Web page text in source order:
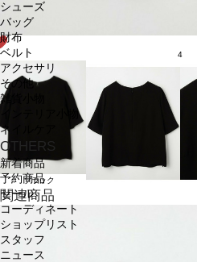
シューズ
バッグ
財布
ベルト
アクセサリ
その他
雑貨小物
インテリア小物
ネイルケア
OTHERS
新着商品
予約商品
セール
コーディネート
ショップリスト
スタッフ
ニュース
4
ブラック
関連商品